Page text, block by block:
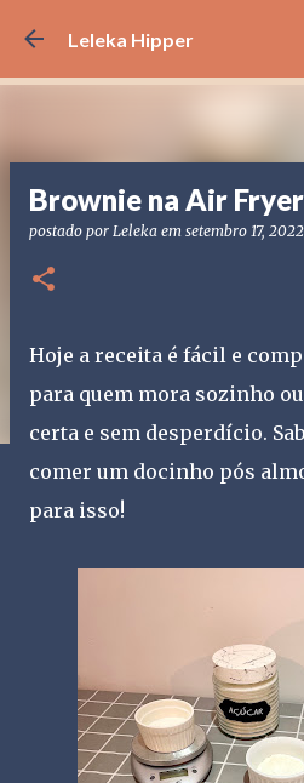
Pular para o
Leleka Hipper
Brownie na Air
postado por Leleka em setembro 17, 2022
Hoje a receita é fácil e
para quem mora sozinho
certa e sem desperdício.
comer um docinho pós
para isso!